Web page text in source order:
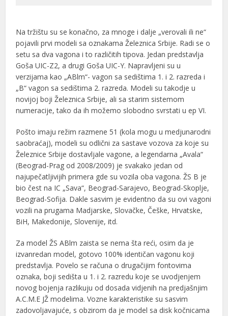
Na tržištu su se konačno, za mnoge i dalje „verovali ili ne“
pojavili prvi modeli sa oznakama Železnica Srbije. Radi se o
setu sa dva vagona i to različitih tipova. Jedan predstavlja
Goša UIC-Z2, a drugi Goša UIC-Y. Napravljeni su u
verzijama kao „ABlm“- vagon sa sedištima 1. i 2. razreda i
„B“ vagon sa sedištima 2. razreda. Modeli su takodje u
novijoj boji Železnica Srbije, ali sa starim sistemom
numeracije, tako da ih možemo slobodno svrstati u ep VI.
Pošto imaju režim razmene 51 (kola mogu u medjunarodni
saobraćaj), modeli su odlični za sastave vozova za koje su
Železnice Srbije dostavljale vagone, a legendarna „Avala“
(Beograd-Prag od 2008/2009) je svakako jedan od
najupečatljivijih primera gde su vozila oba vagona. ŽS B je
bio čest na IC „Sava“, Beograd-Sarajevo, Beograd-Skoplje,
Beograd-Sofija. Dakle sasvim je evidentno da su ovi vagoni
vozili na prugama Madjarske, Slovačke, Češke, Hrvatske,
BiH, Makedonije, Slovenije, itd.
Za model ŽS ABlm zaista se nema šta reći, osim da je
izvanredan model, gotovo 100% identičan vagonu koji
predstavlja. Povelo se računa o drugačijim fontovima
oznaka, boji sedišta u 1. i 2. razredu koje se uvodjenjem
novog bojenja razlikuju od dosada vidjenih na predjašnjim
A.C.M.E JŽ modelima. Vozne karakteristike su sasvim
zadovoljavajuće, s obzirom da je model sa disk kočnicama